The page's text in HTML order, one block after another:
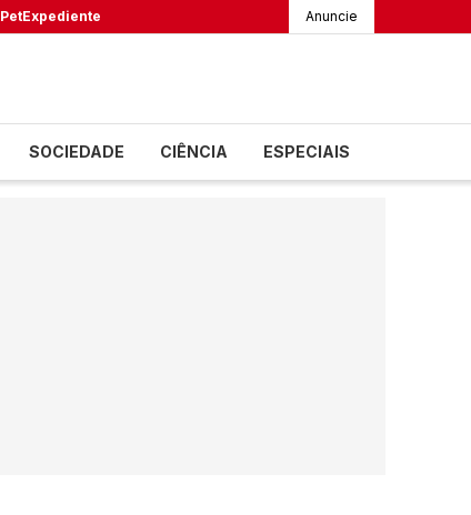
PetExpediente Anuncie
SOCIEDADE CIÊNCIA ESPECIAIS